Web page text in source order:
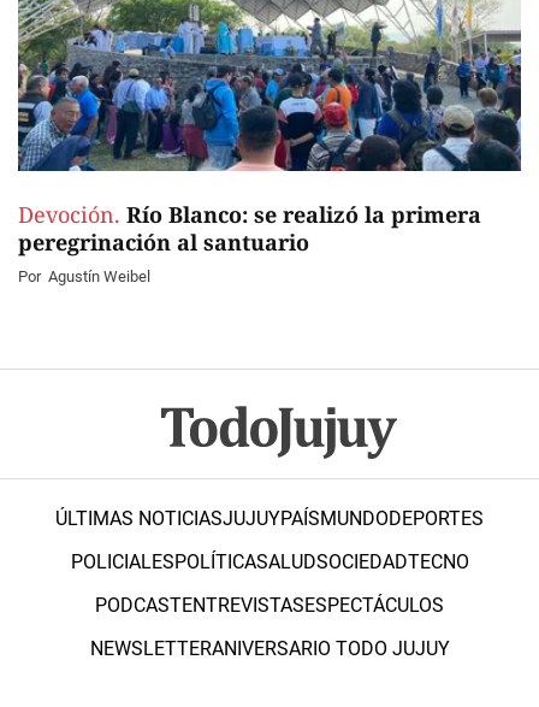
Devoción. Río Blanco: se realizó la primera
peregrinación al santuario
Por Agustín Weibel
ÚLTIMAS NOTICIASJUJUYPAÍSMUNDODEPORTES
POLICIALESPOLÍTICASALUDSOCIEDADTECNO
PODCASTENTREVISTASESPECTÁCULOS
NEWSLETTERANIVERSARIO TODO JUJUY